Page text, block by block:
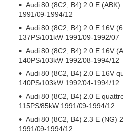
Audi 80 (8C2, B4) 2.0 E (ABK)
1991/09-1994/12
Audi 80 (8C2, B4) 2.0 E 16V
137PS/101kW 1991/09-1992/07
Audi 80 (8C2, B4) 2.0 E 16V
140PS/103kW 1992/08-1994/12
Audi 80 (8C2, B4) 2.0 E 16V
140PS/103kW 1992/04-1994/12
Audi 80 (8C2, B4) 2.0 E
115PS/85kW 1991/09-1994/12
Audi 80 (8C2, B4) 2.3 E (NG)
1991/09-1994/12